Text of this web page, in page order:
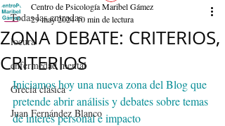
Todas las entradas
locura
enfermedad mental
Grecia clásica
Juan Fernández Blanco
ZONA DEBATE: CRITERIOS,
CRITERIOS
Centro de Psicología Maribel Gámez
29 may 202410 min de lectura
Iniciamos hoy una nueva zona del Blog que
pretende abrir análisis y debates sobre temas
de interés personal e impacto